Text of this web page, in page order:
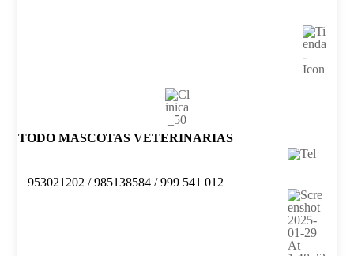
TODO MASCOTAS VETERINARIAS
953021202 / 985138584 / 999 541 012